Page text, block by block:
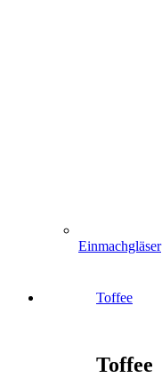
Einmachgläser
Toffee
Toffee